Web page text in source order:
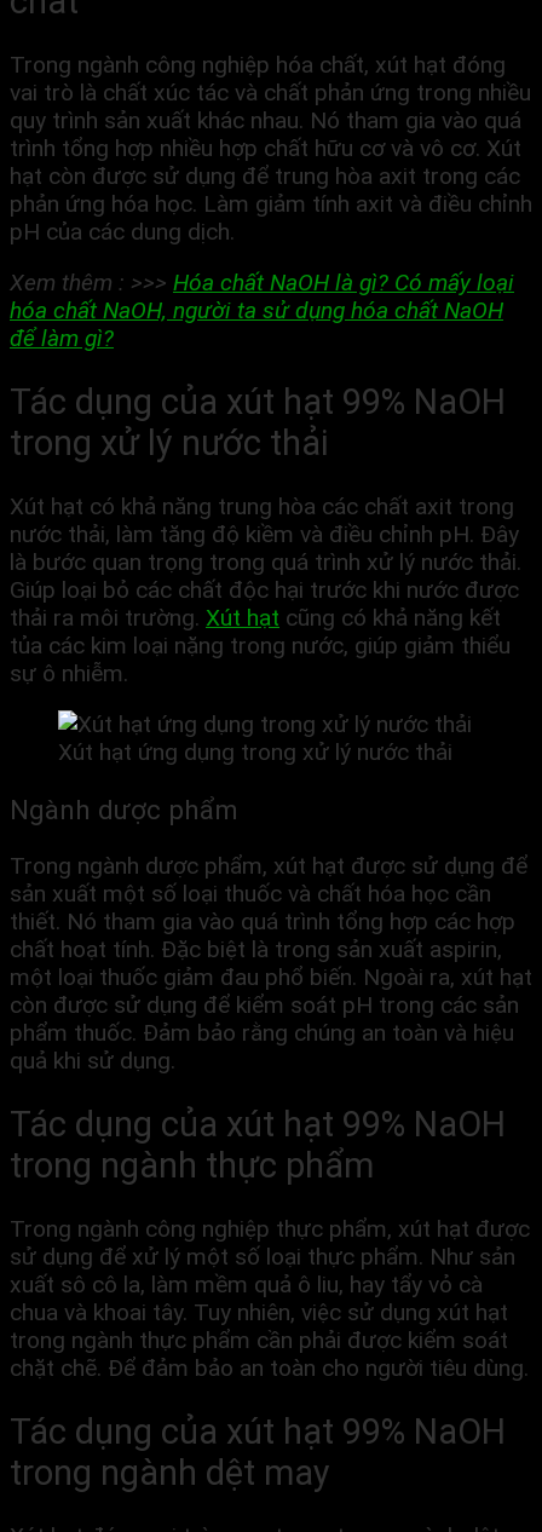
Trong ngành công nghiệp hóa chất, xút hạt đóng
vai trò là chất xúc tác và chất phản ứng trong nhiều
quy trình sản xuất khác nhau. Nó tham gia vào quá
trình tổng hợp nhiều hợp chất hữu cơ và vô cơ. Xút
hạt còn được sử dụng để trung hòa axit trong các
phản ứng hóa học. Làm giảm tính axit và điều chỉnh
pH của các dung dịch.
Xem thêm : >>> Hóa chất NaOH là gì? Có mấy loại
hóa chất NaOH, người ta sử dụng hóa chất NaOH
để làm gì?
Tác dụng của xút hạt 99% NaOH
trong xử lý nước thải
Xút hạt có khả năng trung hòa các chất axit trong
nước thải, làm tăng độ kiềm và điều chỉnh pH. Đây
là bước quan trọng trong quá trình xử lý nước thải.
Giúp loại bỏ các chất độc hại trước khi nước được
thải ra môi trường. Xút hạt cũng có khả năng kết
tủa các kim loại nặng trong nước, giúp giảm thiểu
sự ô nhiễm.
Xút hạt ứng dụng trong xử lý nước thải
Ngành dược phẩm
Trong ngành dược phẩm, xút hạt được sử dụng để
sản xuất một số loại thuốc và chất hóa học cần
thiết. Nó tham gia vào quá trình tổng hợp các hợp
chất hoạt tính. Đặc biệt là trong sản xuất aspirin,
một loại thuốc giảm đau phổ biến. Ngoài ra, xút hạt
còn được sử dụng để kiểm soát pH trong các sản
phẩm thuốc. Đảm bảo rằng chúng an toàn và hiệu
quả khi sử dụng.
Tác dụng của xút hạt 99% NaOH
trong ngành thực phẩm
Trong ngành công nghiệp thực phẩm, xút hạt được
sử dụng để xử lý một số loại thực phẩm. Như sản
xuất sô cô la, làm mềm quả ô liu, hay tẩy vỏ cà
chua và khoai tây. Tuy nhiên, việc sử dụng xút hạt
trong ngành thực phẩm cần phải được kiểm soát
chặt chẽ. Để đảm bảo an toàn cho người tiêu dùng.
Tác dụng của xút hạt 99% NaOH
trong ngành dệt may